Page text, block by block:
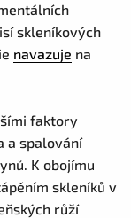
skleníkových
navazuje na
faktory
a spalování
K obojímu
skleníků v
růží